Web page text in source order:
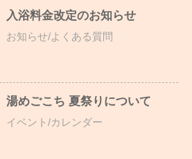
入浴料金改定のお知らせ
お知らせ/よくある質問
湯めごこち 夏祭りについて
イベント/カレンダー